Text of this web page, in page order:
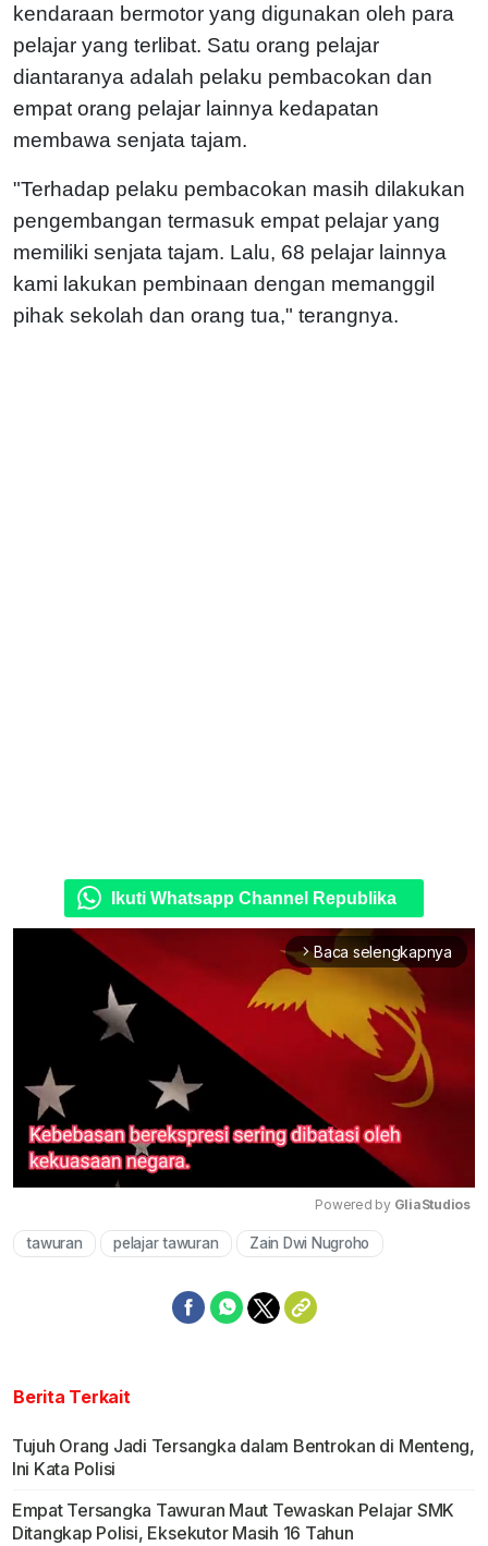
kendaraan bermotor yang digunakan oleh para
pelajar yang terlibat. Satu orang pelajar
diantaranya adalah pelaku pembacokan dan
empat orang pelajar lainnya kedapatan
membawa senjata tajam.
"Terhadap pelaku pembacokan masih dilakukan
pengembangan termasuk empat pelajar yang
memiliki senjata tajam. Lalu, 68 pelajar lainnya
kami lakukan pembinaan dengan memanggil
pihak sekolah dan orang tua," terangnya.
Ikuti Whatsapp Channel Republika
arrow_forward_ios Baca selengkapnya
Powered by GliaStudios
tawuran pelajar tawuran Zain Dwi Nugroho
Berita Terkait
Tujuh Orang Jadi Tersangka dalam Bentrokan di Menteng,
Ini Kata Polisi
Empat Tersangka Tawuran Maut Tewaskan Pelajar SMK
Ditangkap Polisi, Eksekutor Masih 16 Tahun